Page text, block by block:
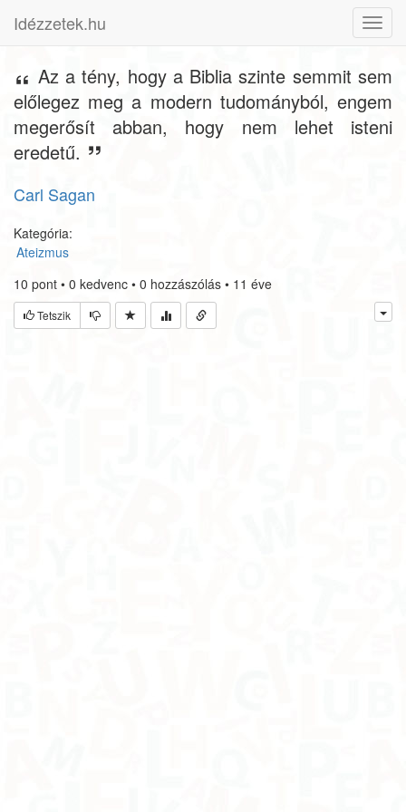
Idézzetek.hu
Az a tény, hogy a Biblia szinte semmit sem
előlegez meg a modern tudományból, engem
megerősít abban, hogy nem lehet isteni
eredetű.
Carl Sagan
Kategória:
Ateizmus
10 pont • 0 kedvenc • 0 hozzászólás • 11 éve
Tetszik